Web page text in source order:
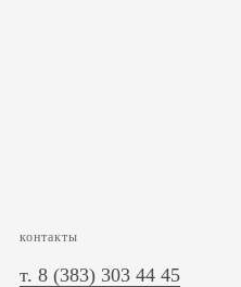
контакты
т. 8 (383) 303 44 45